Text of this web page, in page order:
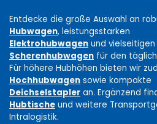
Entdecke die große Auswahl an
Hubwagen, leistungsstarken
Elektrohubwagen und vielseitigen
Scherenhubwagen für den
Für höhere Hubhöhen bieten wir
Hochhubwagen sowie kompakte
Deichselstapler an. Ergänzend
Hubtische und weitere
Intralogistik.